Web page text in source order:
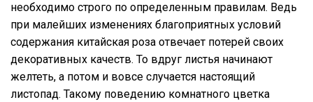
необходимо строго по определенным правилам. Ведь
при малейших изменениях благоприятных условий
содержания китайская роза отвечает потерей своих
декоративных качеств. То вдруг листья начинают
желтеть, а потом и вовсе случается настоящий
листопад. Такому поведению комнатного цветка